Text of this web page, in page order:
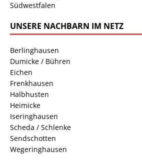
Südwestfalen
UNSERE NACHBARN IM NETZ
Berlinghausen
Dumicke / Bühren
Eichen
Frenkhausen
Halbhusten
Heimicke
Iseringhausen
Scheda / Schlenke
Sendschotten
Wegeringhausen